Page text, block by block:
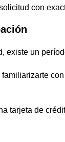
con
existe un
tarjeta de